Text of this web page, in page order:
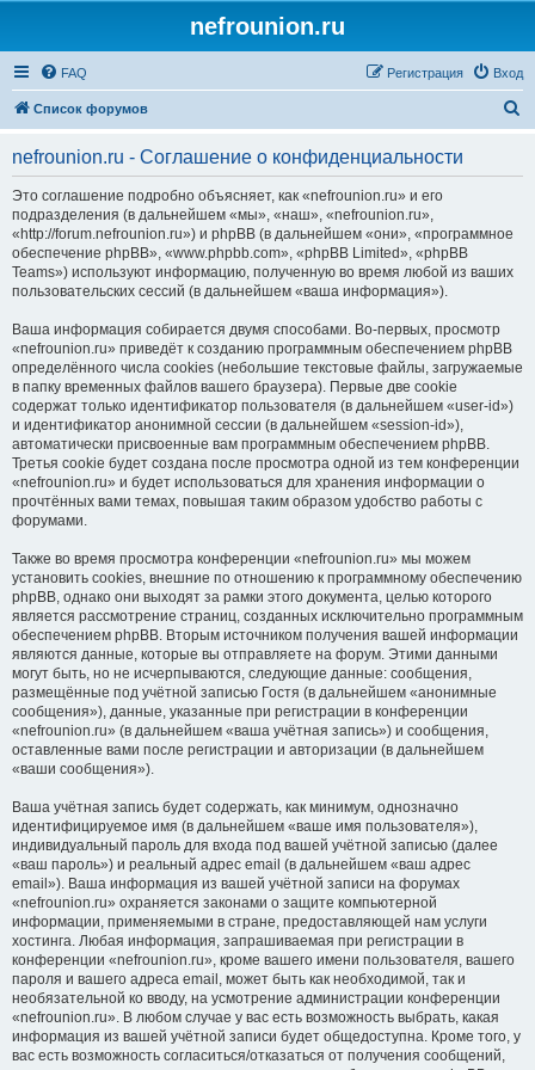
nefrounion.ru
FAQ Вход
Регистрация
Список форумов
nefrounion.ru - Соглашение о конфиденциальности
Это соглашение подробно объясняет, как «nefrounion.ru» и его
подразделения (в дальнейшем «мы», «наш», «nefrounion.ru»,
«http://forum.nefrounion.ru») и phpBB (в дальнейшем «они», «программное
обеспечение phpBB», «www.phpbb.com», «phpBB Limited», «phpBB
Teams») используют информацию, полученную во время любой из ваших
пользовательских сессий (в дальнейшем «ваша информация»).
Ваша информация собирается двумя способами. Во-первых, просмотр
«nefrounion.ru» приведёт к созданию программным обеспечением phpBB
определённого числа cookies (небольшие текстовые файлы, загружаемые
в папку временных файлов вашего браузера). Первые две cookie
содержат только идентификатор пользователя (в дальнейшем «user-id»)
и идентификатор анонимной сессии (в дальнейшем «session-id»),
автоматически присвоенные вам программным обеспечением phpBB.
Третья cookie будет создана после просмотра одной из тем конференции
«nefrounion.ru» и будет использоваться для хранения информации о
прочтённых вами темах, повышая таким образом удобство работы с
форумами.
Также во время просмотра конференции «nefrounion.ru» мы можем
установить cookies, внешние по отношению к программному обеспечению
phpBB, однако они выходят за рамки этого документа, целью которого
является рассмотрение страниц, созданных исключительно программным
обеспечением phpBB. Вторым источником получения вашей информации
являются данные, которые вы отправляете на форум. Этими данными
могут быть, но не исчерпываются, следующие данные: сообщения,
размещённые под учётной записью Гостя (в дальнейшем «анонимные
сообщения»), данные, указанные при регистрации в конференции
«nefrounion.ru» (в дальнейшем «ваша учётная запись») и сообщения,
оставленные вами после регистрации и авторизации (в дальнейшем
«ваши сообщения»).
Ваша учётная запись будет содержать, как минимум, однозначно
идентифицируемое имя (в дальнейшем «ваше имя пользователя»),
индивидуальный пароль для входа под вашей учётной записью (далее
«ваш пароль») и реальный адрес email (в дальнейшем «ваш адрес
email»). Ваша информация из вашей учётной записи на форумах
«nefrounion.ru» охраняется законами о защите компьютерной
информации, применяемыми в стране, предоставляющей нам услуги
хостинга. Любая информация, запрашиваемая при регистрации в
конференции «nefrounion.ru», кроме вашего имени пользователя, вашего
пароля и вашего адреса email, может быть как необходимой, так и
необязательной ко вводу, на усмотрение администрации конференции
«nefrounion.ru». В любом случае у вас есть возможность выбрать, какая
информация из вашей учётной записи будет общедоступна. Кроме того, у
вас есть возможность согласиться/отказаться от получения сообщений,